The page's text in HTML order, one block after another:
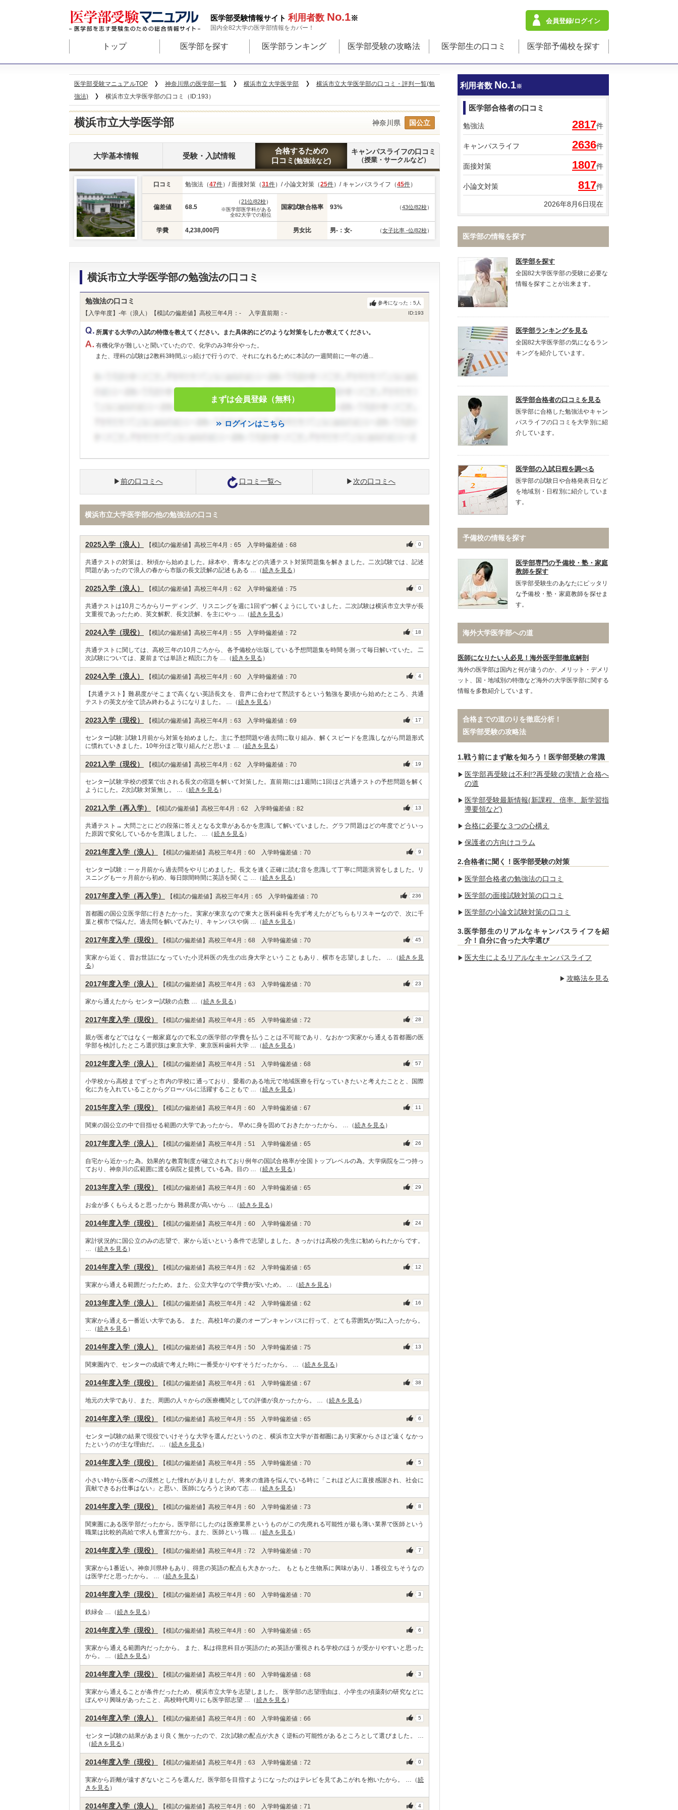
医学部受験情報サイト 利用者数 No.1※
国内全82大学の医学部情報をカバー！
会員登録/ログイン
トップ 医学部を探す 医学部ランキング 医学部受験の攻略法 医学部生の口コミ 医学部予備校を探す
医学部受験マニュアルTOP 神奈川県の医学部一覧 横浜市立大学医学部
横浜市立大学医学部の口コミ・評判一覧(勉
強法)
横浜市立大学医学部の口コミ（ID:193）
横浜市立大学医学部 神奈川県 国公立
大学基本情報 受験・入試情報
合格するための
口コミ (勉強法など)
キャンパスライフの口コミ
（授業・サークルなど）
口コミ 勉強法（47件）/ 面接対策（31件）/ 小論文対策（25件）/ キャンパスライフ（45件）
偏差値 68.5
（21位/82校）
※医学部医学科がある
全82大学での順位
国家試験合格率 93% （43位/82校）
学費 4,238,000円 男女比 男-：女- （女子比率 -位/82校）
横浜市立大学医学部の勉強法の口コミ
勉強法の口コミ
【入学年度】-年（浪人）【模試の偏差値】高校三年4月：- 入学直前期：- ID:193
参考になった： 5 人
所属する大学の入試の特徴を教えてください。また具体的にどのような対策をしたか教えてください。
有機化学が難しいと聞いていたので、化学のみ3年分やった。
また、理科の試験は2教科3時間ぶっ続けで行うので、それになれるために本試の一週間前に一年の過...
まずは会員登録（無料）
ログインはこちら
前の口コミへ 口コミ一覧へ 次の口コミへ
横浜市立大学医学部の他の勉強法の口コミ
2025入学（浪人） 【模試の偏差値】高校三年4月：65 入学時偏差値：68 0
共通テストの対策は、秋頃から始めました。緑本や、青本などの共通テスト対策問題集を解きました。二次試験では、記述
問題があったので浪人の春から市販の長文読解の記述もある …（続きを見る ）
2025入学（浪人） 【模試の偏差値】高校三年4月：62 入学時偏差値：75 0
共通テストは10月ごろからリーディング、リスニングを週に1回ずつ解くようにしていました。二次試験は横浜市立大学が長
文重視であったため、英文解釈、長文読解、を主にやっ …（続きを見る ）
2024入学（現役） 【模試の偏差値】高校三年4月：55 入学時偏差値：72 18
共通テストに関しては、高校三年の10月ごろから、各予備校が出版している予想問題集を時間を測って毎日解いていた。 二
次試験については、夏前までは単語と精読に力を …（続きを見る ）
2024入学（浪人） 【模試の偏差値】高校三年4月：60 入学時偏差値：70 4
【共通テスト】難易度がそこまで高くない英語長文を、音声に合わせて黙読するという勉強を夏頃から始めたところ、共通
テストの英文が全て読み終わるようになりました。 …（続きを見る ）
2023入学（現役） 【模試の偏差値】高校三年4月：63 入学時偏差値：69 17
センター試験: 試験1月前から対策を始めました。主に予想問題や過去問に取り組み、解くスピードを意識しながら問題形式
に慣れていきました。10年分ほど取り組んだと思いま …（続きを見る ）
2021入学（現役） 【模試の偏差値】高校三年4月：62 入学時偏差値：70 19
センター試験:学校の授業で出される長文の宿題を解いて対策した。直前期には1週間に1回ほど共通テストの予想問題を解く
ようにした。2次試験:対策無し。 …（続きを見る ）
2021入学（再入学） 【模試の偏差値】高校三年4月：62 入学時偏差値：82 13
共通テスト→ 大問ごとにどの段落に答えとなる文章があるかを意識して解いていました。グラフ問題はどの年度でどういっ
た原因で変化しているかを意識しました。 …（続きを見る ）
2021年度入学（浪人） 【模試の偏差値】高校三年4月：60 入学時偏差値：70 9
センター試験：一ヶ月前から過去問をやりじめました。長文を速く正確に読む音を意識して丁寧に問題演習をしました。リ
スニングも一ヶ月前から初め、毎日隙間時間に英語を聞くこ …（続きを見る ）
2017年度入学（再入学） 【模試の偏差値】高校三年4月：65 入学時偏差値：70 236
首都圏の国公立医学部に行きたかった。実家が東京なので東大と医科歯科を先ず考えたがどちらもリスキーなので、次に千
葉と横市で悩んだ。過去問を解いてみたり、キャンパスや病 …（続きを見る ）
2017年度入学（現役） 【模試の偏差値】高校三年4月：68 入学時偏差値：70 45
実家から近く、昔お世話になっていた小児科医の先生の出身大学ということもあり、横市を志望しました。 …（続きを見
る ）
2017年度入学（浪人） 【模試の偏差値】高校三年4月：63 入学時偏差値：70 23
家から通えたから センター試験の点数 …（続きを見る ）
2017年度入学（現役） 【模試の偏差値】高校三年4月：65 入学時偏差値：72 28
親が医者などではなく一般家庭なので私立の医学部の学費を払うことは不可能であり、なおかつ実家から通える首都圏の医
学部を検討したところ選択肢は東京大学、東京医科歯科大学 …（続きを見る ）
2012年度入学（浪人） 【模試の偏差値】高校三年4月：51 入学時偏差値：68 57
小学校から高校までずっと市内の学校に通っており、愛着のある地元で地域医療を行なっていきたいと考えたことと、国際
化に力を入れていることからグローバルに活躍することもで …（続きを見る ）
2015年度入学（現役） 【模試の偏差値】高校三年4月：60 入学時偏差値：67 11
関東の国公立の中で目指せる範囲の大学であったから。 早めに身を固めておきたかったから。 …（続きを見る ）
2017年度入学（浪人） 【模試の偏差値】高校三年4月：51 入学時偏差値：65 26
自宅から近かった為。効果的な教育制度が確立されており例年の国試合格率が全国トップレベルの為。大学病院を二つ持っ
ており、神奈川の広範囲に渡る病院と提携している為。目の …（続きを見る ）
2013年度入学（現役） 【模試の偏差値】高校三年4月：60 入学時偏差値：65 29
お金が多くもらえると思ったから 難易度が高いから …（続きを見る ）
2014年度入学（現役） 【模試の偏差値】高校三年4月：60 入学時偏差値：70 24
家計状況的に国公立のみの志望で、家から近いという条件で志望しました。きっかけは高校の先生に勧められたからです。
…（続きを見る ）
2014年度入学（現役） 【模試の偏差値】高校三年4月：62 入学時偏差値：65 12
実家から通える範囲だったため。また、公立大学なので学費が安いため。 …（続きを見る ）
2013年度入学（浪人） 【模試の偏差値】高校三年4月：42 入学時偏差値：62 16
実家から通える一番近い大学である。 また、高校1年の夏のオープンキャンパスに行って、とても雰囲気が気に入ったから。
…（続きを見る ）
2014年度入学（浪人） 【模試の偏差値】高校三年4月：50 入学時偏差値：75 13
関東圏内で、センターの成績で考えた時に一番受かりやすそうだったから。 …（続きを見る ）
2014年度入学（現役） 【模試の偏差値】高校三年4月：61 入学時偏差値：67 38
地元の大学であり、また、周囲の人々からの医療機関としての評価が良かったから。 …（続きを見る ）
2014年度入学（現役） 【模試の偏差値】高校三年4月：55 入学時偏差値：65 6
センター試験の結果で現役でいけそうな大学を選んだというのと、横浜市立大学が首都圏にあり実家からさほど遠くなかっ
たというのが主な理由だ。 …（続きを見る ）
2014年度入学（現役） 【模試の偏差値】高校三年4月：55 入学時偏差値：70 5
小さい時から医者への漠然とした憧れがありましたが、将来の進路を悩んでいる時に「これほど人に直接感謝され、社会に
貢献できるお仕事はない」と思い、医師になろうと決めて志 …（続きを見る ）
2014年度入学（現役） 【模試の偏差値】高校三年4月：60 入学時偏差値：73 8
関東圏にある医学部だったから。医学部にしたのは医療業界というものがこの先廃れる可能性が最も薄い業界で医師という
職業は比較的高給で求人も豊富だから。また、医師という職 …（続きを見る ）
2014年度入学（現役） 【模試の偏差値】高校三年4月：72 入学時偏差値：70 7
実家から1番近い。神奈川県枠もあり、得意の英語の配点も大きかった。 もともと生物系に興味があり、1番役立ちそうなの
は医学だと思ったから。 …（続きを見る ）
2014年度入学（現役） 【模試の偏差値】高校三年4月：60 入学時偏差値：70 3
鉄緑会 …（続きを見る ）
2014年度入学（現役） 【模試の偏差値】高校三年4月：60 入学時偏差値：65 6
実家から通える範囲内だったから。 また、私は得意科目が英語のため英語が重視される学校のほうが受かりやすいと思った
から。 …（続きを見る ）
2014年度入学（現役） 【模試の偏差値】高校三年4月：60 入学時偏差値：68 3
実家から通えることが条件だったため、横浜市立大学を志望しました。 医学部の志望理由は、小学生の頃薬剤の研究などに
ぼんやり興味があったこと、高校時代周りにも医学部志望 …（続きを見る ）
2014年度入学（浪人） 【模試の偏差値】高校三年4月：60 入学時偏差値：66 5
センター試験の結果があまり良く無かったので、2次試験の配点が大きく逆転の可能性があるところとして選びました。 …
（続きを見る ）
2014年度入学（現役） 【模試の偏差値】高校三年4月：63 入学時偏差値：72 0
実家から距離が遠すぎないところを選んだ。医学部を目指すようになったのはテレビを見てあこがれを抱いたから。 …（続
きを見る ）
2014年度入学（浪人） 【模試の偏差値】高校三年4月：60 入学時偏差値：71 4
利用者数 No.1※
医学部合格者の口コミ
勉強法 2817件
キャンパスライフ 2636件
面接対策 1807件
小論文対策 817件
2026年8月6日現在
医学部の情報を探す
医学部を探す
全国82大学医学部の受験に必要な
情報を探すことが出来ます。
医学部ランキングを見る
全国82大学医学部の気になるラン
キングを紹介しています。
医学部合格者の口コミを見る
医学部に合格した勉強法やキャン
パスライフの口コミを大学別に紹
介しています。
医学部の入試日程を調べる
医学部の試験日や合格発表日など
を地域別・日程別に紹介していま
す。
予備校の情報を探す
医学部専門の予備校・塾・家庭
教師を探す
医学部受験生のあなたにピッタリ
な予備校・塾・家庭教師を探せま
す。
海外大学医学部への道
医師になりたい人必見！海外医学部徹底解剖
海外の医学部は国内と何が違うのか、メリット・デメリ
ット、国・地域別の特徴など海外の大学医学部に関する
情報を多数紹介しています。
合格までの道のりを徹底分析！
医学部受験の攻略法
1.戦う前にまず敵を知ろう！医学部受験の常識
医学部再受験は不利!?再受験の実情と合格へ
の道
医学部受験最新情報(新課程、倍率、新学習指
導要領など)
合格に必要な３つの心構え
保護者の方向けコラム
2.合格者に聞く！医学部受験の対策
医学部合格者の勉強法の口コミ
医学部の面接試験対策の口コミ
医学部の小論文試験対策の口コミ
3.医学部生のリアルなキャンパスライフを紹
介！自分に合った大学選び
医大生によるリアルなキャンパスライフ
攻略法を見る